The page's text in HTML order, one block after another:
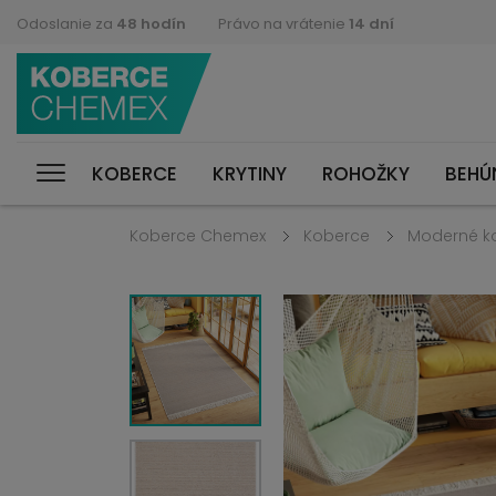
Odoslanie za 48 hodín Právo na vrátenie 14 dní
KOBERCE KRYTINY ROHOŽKY
Koberce Chemex Koberce Moderné